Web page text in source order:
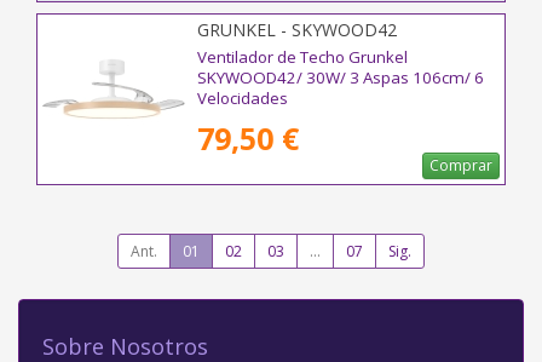
GRUNKEL - SKYWOOD42
Ventilador de Techo Grunkel
SKYWOOD42/ 30W/ 3 Aspas 106cm/ 6
Velocidades
79,50 €
Comprar
Ant. 01 02 03 ... 07 Sig.
Sobre Nosotros